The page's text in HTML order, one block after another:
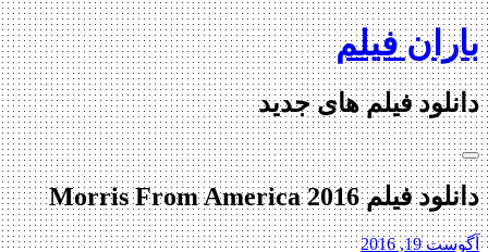
Skip
to
content
باران فیلم
دانلود فیلم های جدید
دانلود فیلم Morris From America 2016
آگوست 19, 2016